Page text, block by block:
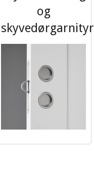
og
skyvedørgarnityr